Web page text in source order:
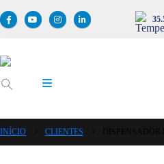
INÍCIO CLIENTES